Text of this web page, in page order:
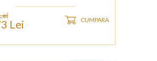
Lei CUMPARA